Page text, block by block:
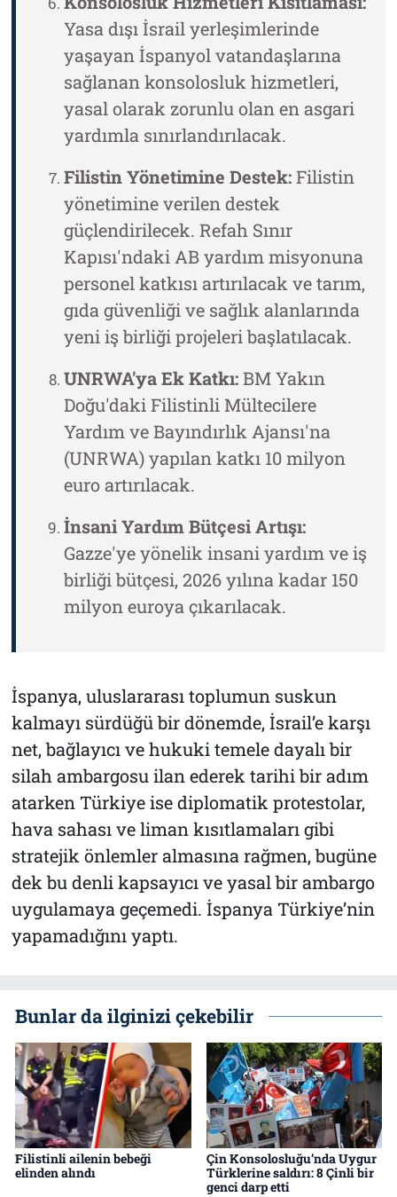
Yasa dışı İsrail yerleşimlerinde
yaşayan İspanyol vatandaşlarına
sağlanan konsolosluk hizmetleri,
yasal olarak zorunlu olan en asgari
yardımla sınırlandırılacak.
Filistin Yönetimine Destek:Filistin
yönetimine verilen destek
güçlendirilecek. Refah Sınır
Kapısı'ndaki AB yardım misyonuna
personel katkısı artırılacak ve tarım,
gıda güvenliği ve sağlık alanlarında
yeni iş birliği projeleri başlatılacak.
UNRWA'ya Ek Katkı:BM Yakın
Doğu'daki Filistinli Mültecilere
Yardım ve Bayındırlık Ajansı'na
(UNRWA) yapılan katkı 10 milyon
euro artırılacak.
İnsani Yardım Bütçesi Artışı:
Gazze'ye yönelik insani yardım ve iş
birliği bütçesi, 2026 yılına kadar 150
milyon euroya çıkarılacak.
İspanya, uluslararası toplumun suskun
kalmayı sürdüğü bir dönemde, İsrail’e karşı
net, bağlayıcı ve hukuki temele dayalı bir
silah ambargosu ilan ederek tarihi bir adım
atarken Türkiye ise diplomatik protestolar,
hava sahası ve liman kısıtlamaları gibi
stratejik önlemler almasına rağmen, bugüne
dek bu denli kapsayıcı ve yasal bir ambargo
uygulamaya geçemedi. İspanya Türkiye’nin
yapamadığını yaptı.
Bunlar da ilginizi çekebilir
Filistinli ailenin bebeği
elinden alındı
Çin Konsolosluğu’nda Uygur
Türklerine saldırı: 8 Çinli bir
genci darp etti